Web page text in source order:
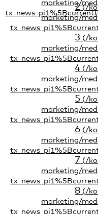
2
3
4
5
6
7
8